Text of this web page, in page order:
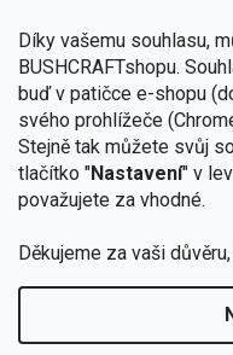
Díky vašemu souhlasu,
BUSHCRAFTshopu.
buď v patičce e-shopu
svého prohlížeče
Stejně tak můžete svůj
tlačítko "Nastavení" v
považujete za vhodné.
Děkujeme za vaši
podmínkami ochrany
Copyright 2026